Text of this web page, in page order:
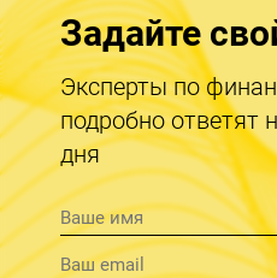
Задайте
Эксперты по
подробно ответят
дня